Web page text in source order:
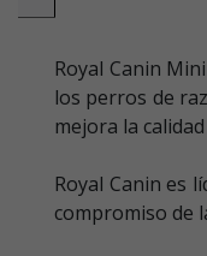
Royal Canin
los perros de
mejora la
Royal Canin es
compromiso de